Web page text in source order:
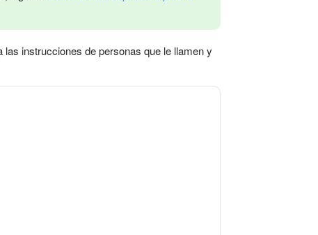
instrucciones de personas que le llamen y